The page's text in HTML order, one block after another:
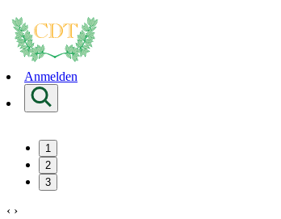
Anmelden
1
2
3
‹ ›